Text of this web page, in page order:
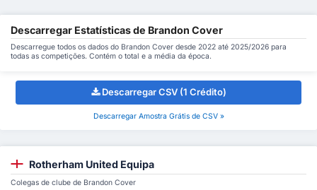
Descarregar Estatísticas de Brandon Cover
Descarregue todos os dados do Brandon Cover desde 2022 até 2025/2026 para
todas as competições. Contém o total e a média da época.
Descarregar CSV (1 Crédito)
Descarregar Amostra Grátis de CSV »
Rotherham United Equipa
Colegas de clube de Brandon Cover